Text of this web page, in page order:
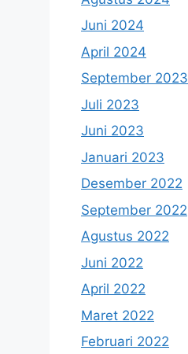
Juni 2024
April 2024
September 2023
Juli 2023
Juni 2023
Januari 2023
Desember 2022
September 2022
Agustus 2022
Juni 2022
April 2022
Maret 2022
Februari 2022